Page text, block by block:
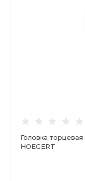
Головка торцевая
HOEGERT